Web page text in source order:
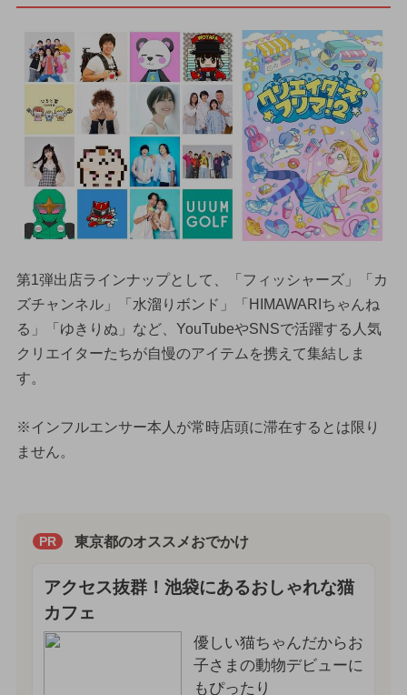
第1弾出店ラインナップとして、「フィッシャーズ」「カ
ズチャンネル」「水溜りボンド」「HIMAWARIちゃんね
る」「ゆきりぬ」など、YouTubeやSNSで活躍する人気
クリエイターたちが自慢のアイテムを携えて集結しま
す。
※インフルエンサー本人が常時店頭に滞在するとは限り
ません。
PR 東京都のオススメおでかけ
アクセス抜群！池袋にあるおしゃれな猫
カフェ
優しい猫ちゃんだからお
子さまの動物デビューに
もぴったり